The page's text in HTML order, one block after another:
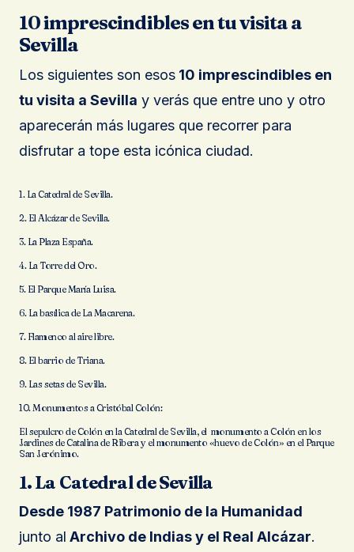
10 imprescindibles en tu visita a
Sevilla
Los siguientes son esos 10 imprescindibles en
tu visita a Sevilla y verás que entre uno y otro
aparecerán más lugares que recorrer para
disfrutar a tope esta icónica ciudad.
1. La Catedral de Sevilla.
2. El Alcázar de Sevilla.
3. La Plaza España.
4. La Torre del Oro.
5. El Parque María Luisa.
6. La basílica de La Macarena.
7. Flamenco al aire libre.
8. El barrio de Triana.
9. Las setas de Sevilla.
10. Monumentos a Cristóbal Colón:
El sepulcro de Colón en la Catedral de Sevilla, el monumento a Colón en los
Jardines de Catalina de Ribera y el monumento «huevo de Colón» en el Parque
San Jerónimo.
1. La Catedral de Sevilla
Desde 1987 Patrimonio de la Humanidad
junto al Archivo de Indias y el Real Alcázar.